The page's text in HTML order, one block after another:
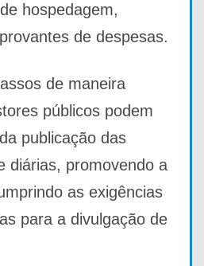
hospedagem,
de despesas.
de maneira
públicos podem
publicação das
diárias, promovendo a
as exigências
para a divulgação de